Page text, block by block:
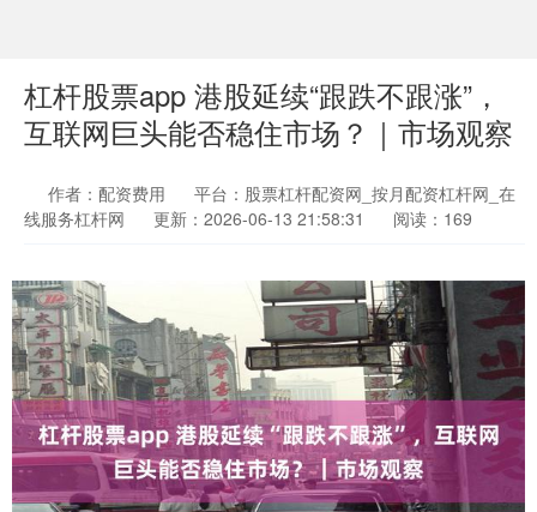
杠杆股票app 港股延续“跟跌不跟涨”，
互联网巨头能否稳住市场？｜市场观察
作者：配资费用
平台：股票杠杆配资网_按月配资杠杆网_在
线服务杠杆网
更新：2026-06-13 21:58:31 阅读：169